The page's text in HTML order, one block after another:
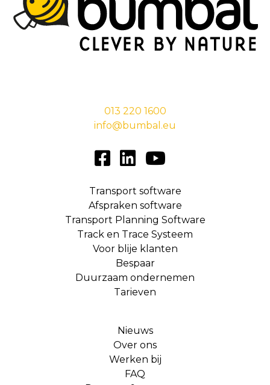
013 220 1600
info@bumbal.eu
Transport software
Afspraken software
Transport Planning Software
Track en Trace Systeem
Voor blije klanten
Bespaar
Duurzaam ondernemen
Tarieven
Nieuws
Over ons
Werken bij
FAQ